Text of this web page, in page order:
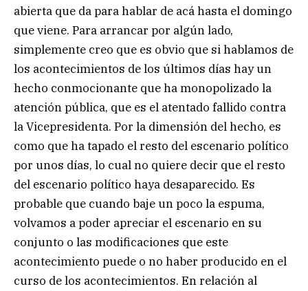
abierta que da para hablar de acá hasta el domingo
que viene. Para arrancar por algún lado,
simplemente creo que es obvio que si hablamos de
los acontecimientos de los últimos días hay un
hecho conmocionante que ha monopolizado la
atención pública, que es el atentado fallido contra
la Vicepresidenta. Por la dimensión del hecho, es
como que ha tapado el resto del escenario político
por unos días, lo cual no quiere decir que el resto
del escenario político haya desaparecido. Es
probable que cuando baje un poco la espuma,
volvamos a poder apreciar el escenario en su
conjunto o las modificaciones que este
acontecimiento puede o no haber producido en el
curso de los acontecimientos. En relación al